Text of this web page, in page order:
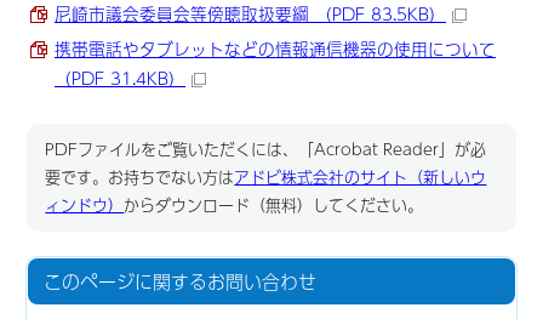
尼崎市議会委員会等傍聴取扱要綱 （PDF 83.5KB）
携帯電話やタブレットなどの情報通信機器の使用について
（PDF 31.4KB）
PDFファイルをご覧いただくには、「Acrobat Reader」が必
要です。お持ちでない方はアドビ株式会社のサイト（新しいウ
ィンドウ） からダウンロード（無料）してください。
このページに関するお問い合わせ